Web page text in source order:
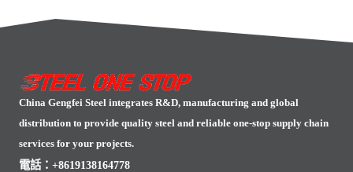
China Gengfei Steel integrates R&D, manufacturing and global
distribution to provide quality steel and reliable one-stop supply chain
services for your projects.
電話：+8619138164778